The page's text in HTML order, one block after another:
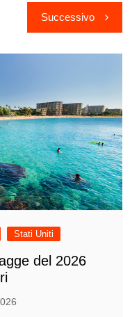
Successivo
Stati Uniti
del 2026